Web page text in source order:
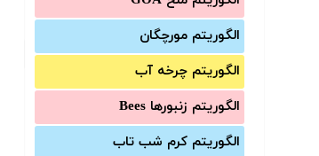
الگوریتم مورچگان
الگوریتم چرخه آب
الگوریتم زنبورها Bees
الگوریتم کرم شب تاب